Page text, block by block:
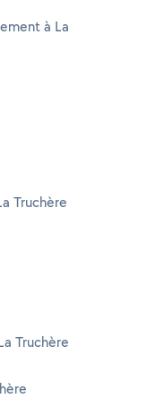
à La
Truchère
Truchère